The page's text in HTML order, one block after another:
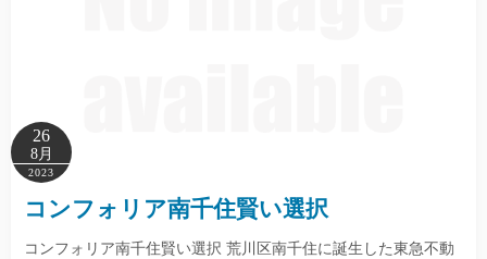
26
8月
2023
コンフォリア南千住賢い選択
コンフォリア南千住賢い選択 荒川区南千住に誕生した東急不動